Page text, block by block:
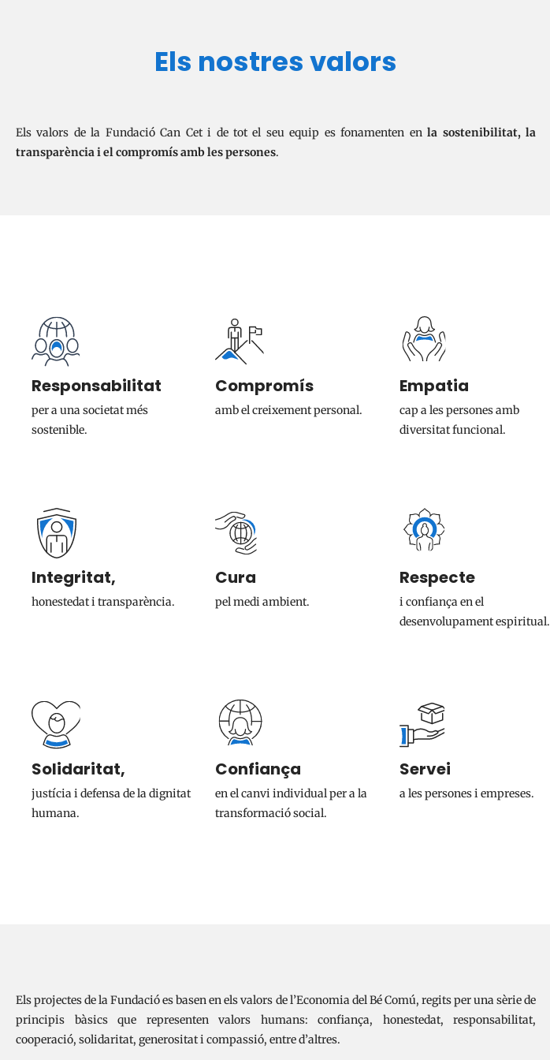
Els nostres valors
Els valors de la Fundació Can Cet i de tot el seu equip es fonamenten enla sostenibilitat,la
transparència i el compromís amb les persones.
Responsabilitat
per a una societat més
sostenible.
Compromís
amb el creixement personal.
Empatia
cap a les persones amb
diversitat funcional.
Integritat,
honestedat i transparència.
Cura
pel medi ambient.
Respecte
i confiança en el
desenvolupament espiritual.
Solidaritat,
justícia i defensa de la dignitat
humana.
Confiança
en el canvi individual per a la
transformació social.
Servei
a les persones i empreses.
Els projectes de la Fundació es basen en els valors de l’Economia del Bé Comú, regits per una sèrie de
principis bàsics que representen valors humans: confiança, honestedat, responsabilitat,
cooperació, solidaritat, generositat i compassió, entre d’altres.